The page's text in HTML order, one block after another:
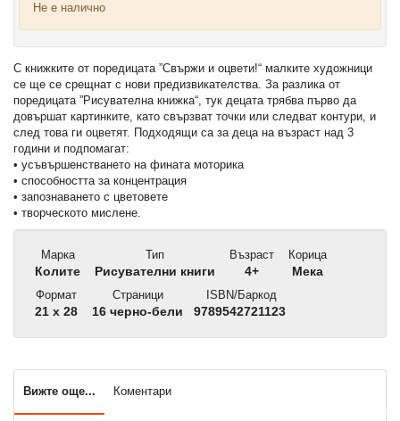
Не е налично
С книжките от поредицата ”Свържи и оцвети!“ малките художници
се ще се срещнат с нови предизвикателства. За разлика от
поредицата ”Рисувателна книжка“, тук децата трябва първо да
довършат картинките, като свързват точки или следват контури, и
след това ги оцветят. Подходящи са за деца на възраст над 3
години и подпомагат:
• усъвършенстването на фината моторика
• способността за концентрация
• запознаването с цветовете
• творческото мислене.
Марка
Колите
Тип
Рисувателни книги
Възраст
4+
Корица
Мека
Формат
21 x 28
Страници
16 черно-бели
ISBN/Баркод
9789542721123
Вижте още... Коментари